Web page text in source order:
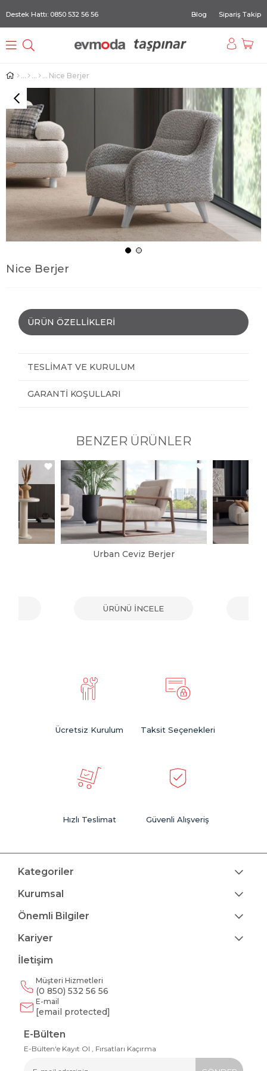
Destek Hattı: 0850 532 56 56 Blog Sipariş Takip
Nice Berjer
Nice Berjer
ÜRÜN ÖZELLIKLERI
TESLIMAT VE KURULUM
GARANTI KOŞULLARI
BENZER ÜRÜNLER
Urban Ceviz Berjer
ÜRÜNÜ İNCELE
Ücretsiz Kurulum Taksit Seçenekleri
Hızlı Teslimat Güvenli Alışveriş
Kategoriler
Kurumsal
Önemli Bilgiler
Kariyer
İletişim
Müşteri Hizmetleri
(0 850) 532 56 56
E-mail
[email protected]
E-Bülten
E-Bülten'e Kayıt Ol , Fırsatları Kaçırma